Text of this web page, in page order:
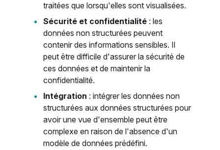
traitées que lorsqu'elles sont visualisées.
Sécurité et confidentialité: les
données non structurées peuvent
contenir des informations sensibles. Il
peut être difficile d'assurer la sécurité de
ces données et de maintenir la
confidentialité.
Intégration : intégrer les données non
structurées aux données structurées pour
avoir une vue d'ensemble peut être
complexe en raison de l'absence d'un
modèle de données prédéfini.